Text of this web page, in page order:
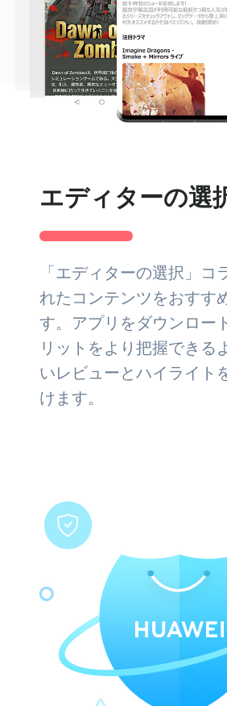
エディターの選
「エディターの選択」コ
れたコンテンツをおすす
す。アプリをダウンロー
リットをより把握できる
いレビューとハイライト
けます。